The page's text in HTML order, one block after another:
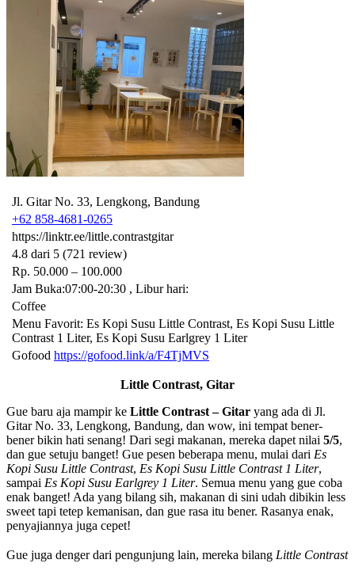
Jl. Gitar No. 33, Lengkong, Bandung
+62 858-4681-0265
https://linktr.ee/little.contrastgitar
4.8 dari 5 (721 review)
Rp. 50.000 – 100.000
Jam Buka:07:00-20:30 , Libur hari:
Coffee
Menu Favorit: Es Kopi Susu Little Contrast, Es Kopi Susu Little
Contrast 1 Liter, Es Kopi Susu Earlgrey 1 Liter
Gofood https://gofood.link/a/F4TjMVS
Little Contrast, Gitar
Gue baru aja mampir ke Little Contrast – Gitar yang ada di Jl.
Gitar No. 33, Lengkong, Bandung, dan wow, ini tempat bener-
bener bikin hati senang! Dari segi makanan, mereka dapet nilai 5/5,
dan gue setuju banget! Gue pesen beberapa menu, mulai dari Es
Kopi Susu Little Contrast, Es Kopi Susu Little Contrast 1 Liter,
sampai Es Kopi Susu Earlgrey 1 Liter. Semua menu yang gue coba
enak banget! Ada yang bilang sih, makanan di sini udah dibikin less
sweet tapi tetep kemanisan, dan gue rasa itu bener. Rasanya enak,
penyajiannya juga cepet!
Gue juga denger dari pengunjung lain, mereka bilang Little Contrast